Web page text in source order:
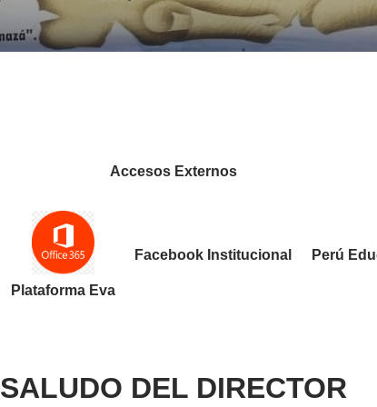
Accesos Externos
Plataforma Eva
Facebook Institucional Perú
SALUDO DEL DIRECTOR